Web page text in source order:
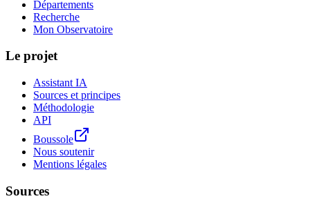
Départements
Recherche
Mon Observatoire
Le projet
Assistant IA
Sources et principes
Méthodologie
API
Boussole
Nous soutenir
Mentions légales
Sources